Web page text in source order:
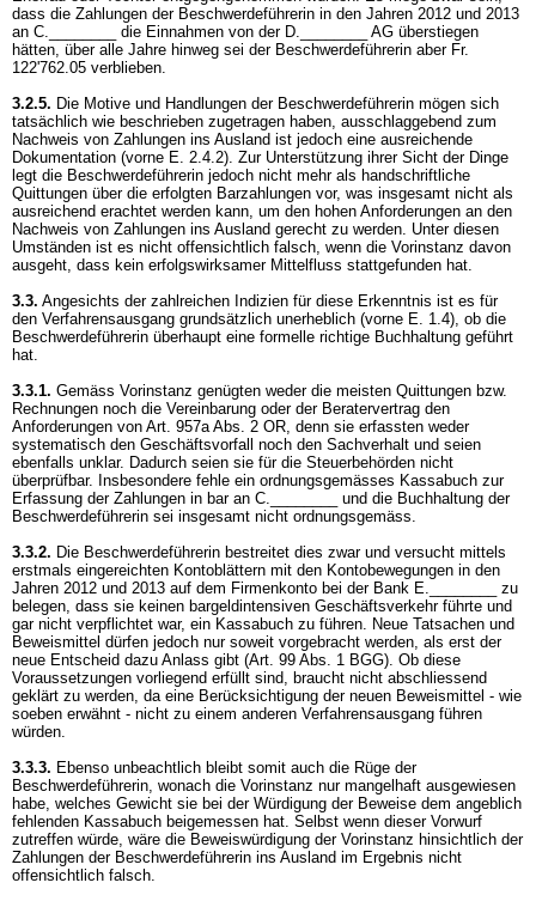
dass die Zahlungen der Beschwerdeführerin in den Jahren 2012 und 2013
an C.________ die Einnahmen von der D.________ AG überstiegen
hätten, über alle Jahre hinweg sei der Beschwerdeführerin aber Fr.
122'762.05 verblieben.
3.2.5. Die Motive und Handlungen der Beschwerdeführerin mögen sich
tatsächlich wie beschrieben zugetragen haben, ausschlaggebend zum
Nachweis von Zahlungen ins Ausland ist jedoch eine ausreichende
Dokumentation (vorne E. 2.4.2). Zur Unterstützung ihrer Sicht der Dinge
legt die Beschwerdeführerin jedoch nicht mehr als handschriftliche
Quittungen über die erfolgten Barzahlungen vor, was insgesamt nicht als
ausreichend erachtet werden kann, um den hohen Anforderungen an den
Nachweis von Zahlungen ins Ausland gerecht zu werden. Unter diesen
Umständen ist es nicht offensichtlich falsch, wenn die Vorinstanz davon
ausgeht, dass kein erfolgswirksamer Mittelfluss stattgefunden hat.
3.3. Angesichts der zahlreichen Indizien für diese Erkenntnis ist es für
den Verfahrensausgang grundsätzlich unerheblich (vorne E. 1.4), ob die
Beschwerdeführerin überhaupt eine formelle richtige Buchhaltung geführt
hat.
3.3.1. Gemäss Vorinstanz genügten weder die meisten Quittungen bzw.
Rechnungen noch die Vereinbarung oder der Beratervertrag den
Anforderungen von Art. 957a Abs. 2 OR, denn sie erfassten weder
systematisch den Geschäftsvorfall noch den Sachverhalt und seien
ebenfalls unklar. Dadurch seien sie für die Steuerbehörden nicht
überprüfbar. Insbesondere fehle ein ordnungsgemässes Kassabuch zur
Erfassung der Zahlungen in bar an C.________ und die Buchhaltung der
Beschwerdeführerin sei insgesamt nicht ordnungsgemäss.
3.3.2. Die Beschwerdeführerin bestreitet dies zwar und versucht mittels
erstmals eingereichten Kontoblättern mit den Kontobewegungen in den
Jahren 2012 und 2013 auf dem Firmenkonto bei der Bank E.________ zu
belegen, dass sie keinen bargeldintensiven Geschäftsverkehr führte und
gar nicht verpflichtet war, ein Kassabuch zu führen. Neue Tatsachen und
Beweismittel dürfen jedoch nur soweit vorgebracht werden, als erst der
neue Entscheid dazu Anlass gibt (Art. 99 Abs. 1 BGG). Ob diese
Voraussetzungen vorliegend erfüllt sind, braucht nicht abschliessend
geklärt zu werden, da eine Berücksichtigung der neuen Beweismittel - wie
soeben erwähnt - nicht zu einem anderen Verfahrensausgang führen
würden.
3.3.3. Ebenso unbeachtlich bleibt somit auch die Rüge der
Beschwerdeführerin, wonach die Vorinstanz nur mangelhaft ausgewiesen
habe, welches Gewicht sie bei der Würdigung der Beweise dem angeblich
fehlenden Kassabuch beigemessen hat. Selbst wenn dieser Vorwurf
zutreffen würde, wäre die Beweiswürdigung der Vorinstanz hinsichtlich der
Zahlungen der Beschwerdeführerin ins Ausland im Ergebnis nicht
offensichtlich falsch.